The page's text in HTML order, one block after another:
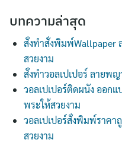
บทความล่าสุด
สั่งทำสั่งพิมพ์Wallpaper
สวยงาม
สั่งทำวอลเปเปอร์ ลายพ
วอลเปเปอร์ติดผนัง ออก
พระให้สวยงาม
วอลเปเปอร์สั่งพิมพ์ราค
สวยงาม